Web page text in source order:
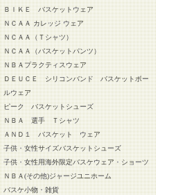
ＢＩＫＥ バスケットウェア
ＮＣＡＡ カレッジ ウェア
ＮＣＡＡ（Ｔシャツ）
ＮＣＡＡ（バスケットパンツ）
ＮＢＡプラクティスウェア
ＤＥＵＣＥ シリコンバンド バスケットボー
ルウェア
ピーク バスケットシューズ
ＮＢＡ 選手 Ｔシャツ
ＡＮＤ１ バスケット ウェア
子供・女性サイズバスケットシューズ
子供・女性用海外限定バスケウェア・ショーツ
ＮＢＡ(その他)ジャージユニホーム
バスケ小物・雑貨